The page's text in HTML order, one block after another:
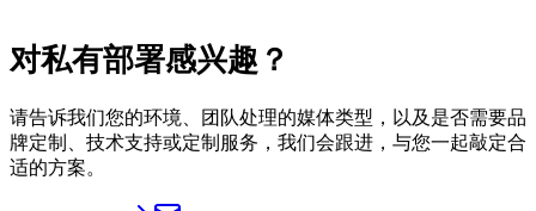
对私有部署感兴趣？
请告诉我们您的环境、团队处理的媒体类型，以及是否需要品
牌定制、技术支持或定制服务，我们会跟进，与您一起敲定合
适的方案。